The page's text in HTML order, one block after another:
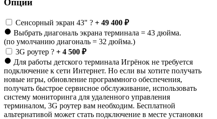
Опции
Сенсорный экран 43" ? + 49 400 ₽
Выбрать диагональ экрана терминала = 43 дюйма.
(по умолчанию диагональ = 32 дюйма.)
3G роутер ? + 4 500 ₽
Для работы детского терминала Игрёнок не требуется
подключение к сети Интернет. Но если вы хотите получать
новые игры, обновление программного обеспечения,
получать быстрое сервисное обслуживание, использовать
систему мониторинга для удаленного управления
терминалом, 3G роутер вам необходим. Бесплатной
альтернативой может стать подключение в месте установки